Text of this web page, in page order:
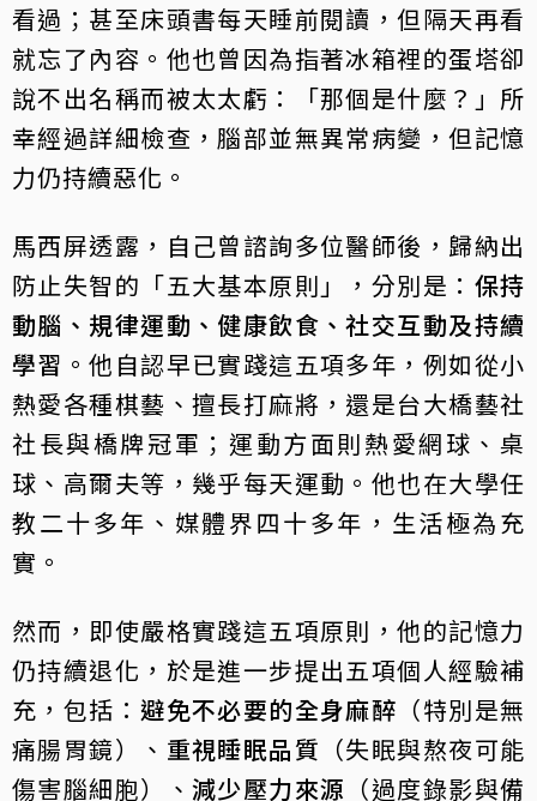
看過；甚至床頭書每天睡前閱讀，但隔天再看
就忘了內容。他也曾因為指著冰箱裡的蛋塔卻
說不出名稱而被太太虧：「那個是什麼？」所
幸經過詳細檢查，腦部並無異常病變，但記憶
力仍持續惡化。
馬西屏透露，自己曾諮詢多位醫師後，歸納出
防止失智的「五大基本原則」，分別是： 保持
動腦、規律運動、健康飲食、社交互動及持續
學習 。他自認早已實踐這五項多年，例如從小
熱愛各種棋藝、擅長打麻將，還是台大橋藝社
社長與橋牌冠軍；運動方面則熱愛網球、桌
球、高爾夫等，幾乎每天運動。他也在大學任
教二十多年、媒體界四十多年，生活極為充
實。
然而，即使嚴格實踐這五項原則，他的記憶力
仍持續退化，於是進一步提出五項個人經驗補
充，包括：避免不必要的全身麻醉 （特別是無
痛腸胃鏡）、 重視睡眠品質 （失眠與熬夜可能
傷害腦細胞）、 減少壓力來源 （過度錄影與備